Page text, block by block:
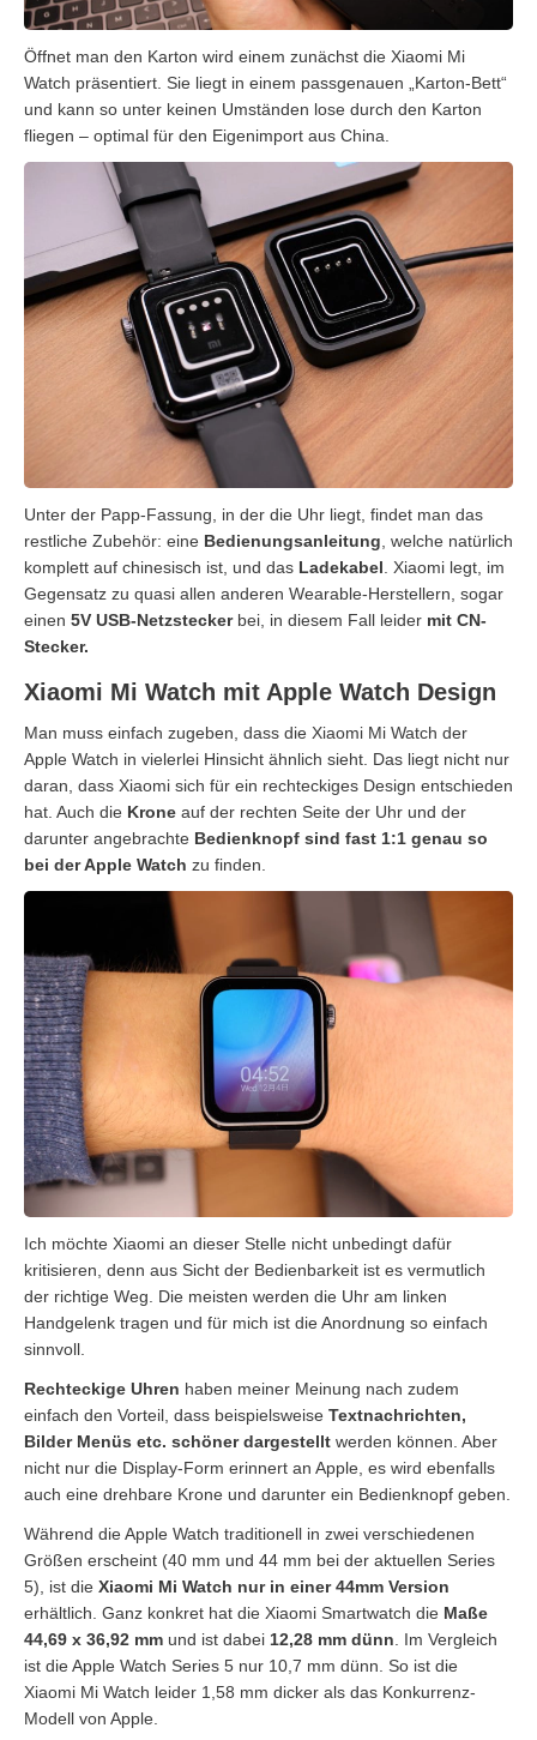
Öffnet man den Karton wird einem zunächst die Xiaomi Mi
Watch präsentiert. Sie liegt in einem passgenauen „Karton-Bett“
und kann so unter keinen Umständen lose durch den Karton
fliegen – optimal für den Eigenimport aus China.
Unter der Papp-Fassung, in der die Uhr liegt, findet man das
restliche Zubehör: eine Bedienungsanleitung , welche natürlich
komplett auf chinesisch ist, und das Ladekabel . Xiaomi legt, im
Gegensatz zu quasi allen anderen Wearable-Herstellern, sogar
einen 5V USB-Netzsteckerbei, in diesem Fall leider mit CN-
Stecker.
Xiaomi Mi Watch mit Apple Watch Design
Man muss einfach zugeben, dass die Xiaomi Mi Watch der
Apple Watch in vielerlei Hinsicht ähnlich sieht. Das liegt nicht nur
daran, dass Xiaomi sich für ein rechteckiges Design entschieden
hat. Auch die Krone auf der rechten Seite der Uhr und der
darunter angebrachte Bedienknopf sind fast 1:1 genau so
bei der Apple Watch zu finden.
Ich möchte Xiaomi an dieser Stelle nicht unbedingt dafür
kritisieren, denn aus Sicht der Bedienbarkeit ist es vermutlich
der richtige Weg. Die meisten werden die Uhr am linken
Handgelenk tragen und für mich ist die Anordnung so einfach
sinnvoll.
Rechteckige Uhren haben meiner Meinung nach zudem
einfach den Vorteil, dass beispielsweise Textnachrichten,
Bilder Menüs etc. schöner dargestellt werden können. Aber
nicht nur die Display-Form erinnert an Apple, es wird ebenfalls
auch eine drehbare Krone und darunter ein Bedienknopf geben.
Während die Apple Watch traditionell in zwei verschiedenen
Größen erscheint (40 mm und 44 mm bei der aktuellen Series
5), ist die Xiaomi Mi Watch nur in einer 44mm Version
erhältlich. Ganz konkret hat die Xiaomi Smartwatch die Maße
44,69 x 36,92 mm und ist dabei 12,28 mm dünn . Im Vergleich
ist die Apple Watch Series 5 nur 10,7 mm dünn. So ist die
Xiaomi Mi Watch leider 1,58 mm dicker als das Konkurrenz-
Modell von Apple.